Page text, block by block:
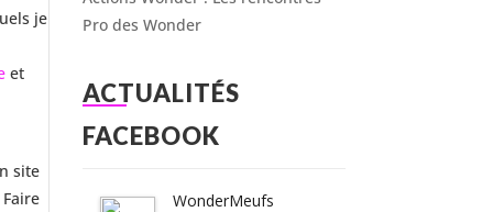
je
et
site
Pro des Wonder
ACTUALITÉS
FACEBOOK
WonderMeufs